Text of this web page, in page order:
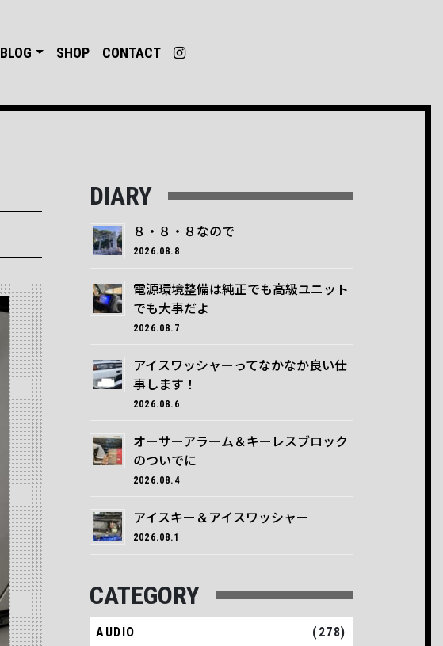
BLOG SHOP CONTACT
DIARY
８・８・８なので
2026.08.8
電源環境整備は純正でも高級ユニット
でも大事だよ
2026.08.7
アイスワッシャーってなかなか良い仕
事します！
2026.08.6
オーサーアラーム＆キーレスブロック
のついでに
2026.08.4
アイスキー＆アイスワッシャー
2026.08.1
CATEGORY
AUDIO (278)